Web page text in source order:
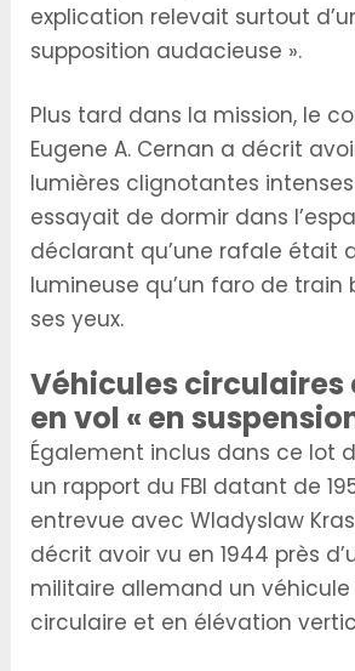
explication relevait surtout
supposition audacieuse ».
Plus tard dans la mission, le
Eugene A. Cernan a décrit
lumières clignotantes
essayait de dormir dans
déclarant qu’une rafale était
lumineuse qu’un faro de train
ses yeux.
Véhicules circulaires
en vol « en
Également inclus dans ce lot
un rapport du FBI datant de
entrevue avec Wladyslaw
décrit avoir vu en 1944 près
militaire allemand un véhicule
circulaire et en élévation